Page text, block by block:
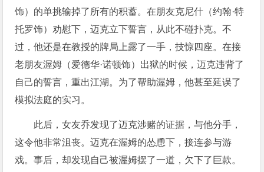
饰）的单挑输掉了所有的积蓄。在朋友克尼什（约翰·特
托罗饰）劝慰下，迈克立下誓言，从此不碰扑克。不
过，他还是在教授的牌局上露了一手，技惊四座。在接
老朋友渥姆（爱德华·诺顿饰）出狱的时候，迈克违背了
自己的誓言，重出江湖。为了帮助渥姆，他甚至延误了
模拟法庭的实习。
此后，女友乔发现了迈克涉赌的证据，与他分手，
这令他非常沮丧。迈克在渥姆的怂恿下，接连参与游
戏。事后，却发现自己被渥姆摆了一道，欠下了巨款。